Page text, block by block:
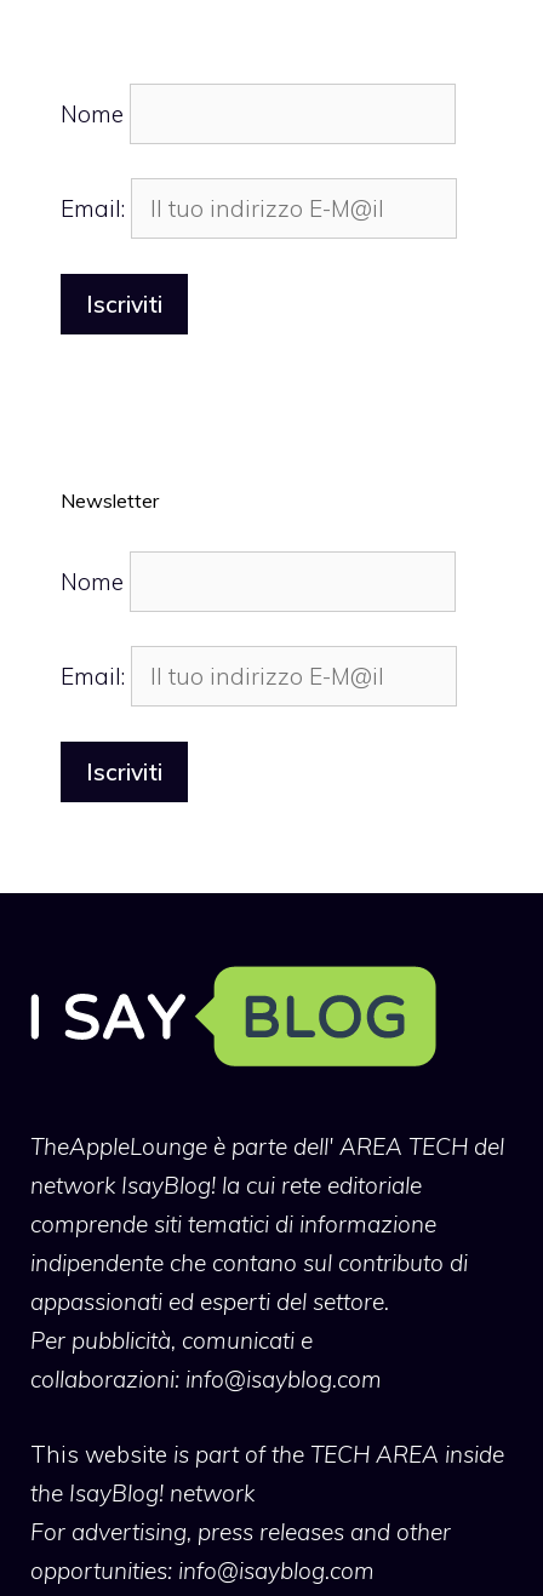
Nome
Email:
Newsletter
Nome
Email:
TheAppleLounge è parte dell' AREA TECH del
network IsayBlog! la cui rete editoriale
comprende siti tematici di informazione
indipendente che contano sul contributo di
appassionati ed esperti del settore.
Per pubblicità, comunicati e
collaborazioni: info@isayblog.com
This website is part of the TECH AREA inside
the IsayBlog! network
For advertising, press releases and other
opportunities: info@isayblog.com